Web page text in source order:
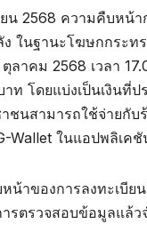
น 2568 ความคืบหน้
ง ในฐานะโฆษกกระท
าคม 2568 เวลา
ท โดยแบ่งเป็นเงินที่
ชนสามารถใช้จ่ายกับ
Wallet ในแอปพลิเคชั
น้าของการลงทะเบีย
รตรวจสอบข้อมูลแล้ว